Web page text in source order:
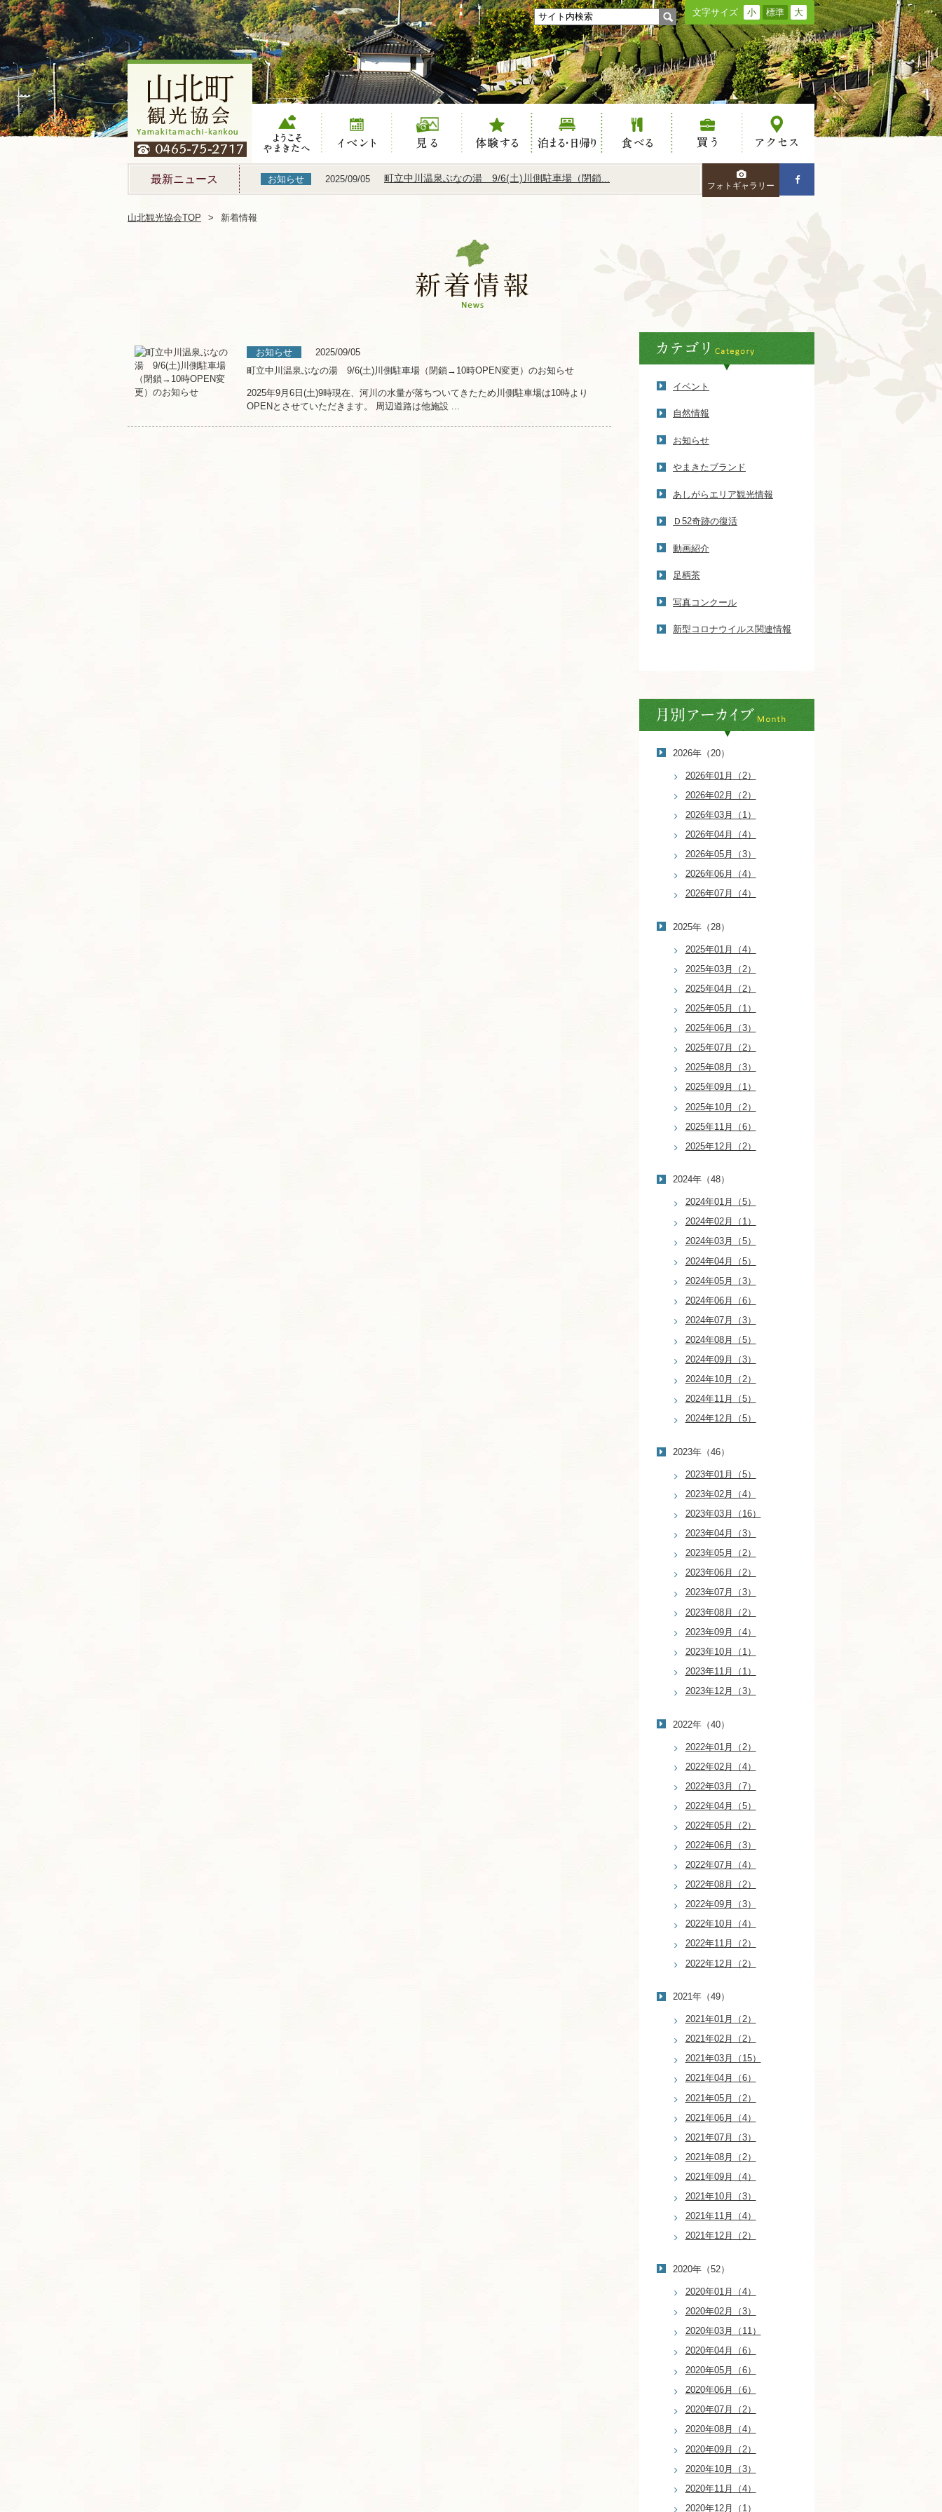
文字サイズ 小 標準 大
ようこそやまき
たへ
イベント 見る 体験する 泊まる 食べる 買う アクセス
最新ニュース お知らせ 2025/09/05 町立中川温泉ぶなの湯 9/6(土)川側駐車場（閉鎖...
フォトギャラリー
山北観光協会TOP 新着情報
お知らせ
2025/09/05
町立中川温泉ぶなの湯 9/6(土)川側駐車場（閉鎖→10時OPEN変更）のお知らせ
2025年9月6日(土)9時現在、河川の水量が落ちついてきたため川側駐車場は10時より
OPENとさせていただきます。 周辺道路は他施設 ...
イベント
自然情報
お知らせ
やまきたブランド
あしがらエリア観光情報
Ｄ52奇跡の復活
動画紹介
足柄茶
写真コンクール
新型コロナウイルス関連情報
2026年（20）
2026年01月（2）
2026年02月（2）
2026年03月（1）
2026年04月（4）
2026年05月（3）
2026年06月（4）
2026年07月（4）
2025年（28）
2025年01月（4）
2025年03月（2）
2025年04月（2）
2025年05月（1）
2025年06月（3）
2025年07月（2）
2025年08月（3）
2025年09月（1）
2025年10月（2）
2025年11月（6）
2025年12月（2）
2024年（48）
2024年01月（5）
2024年02月（1）
2024年03月（5）
2024年04月（5）
2024年05月（3）
2024年06月（6）
2024年07月（3）
2024年08月（5）
2024年09月（3）
2024年10月（2）
2024年11月（5）
2024年12月（5）
2023年（46）
2023年01月（5）
2023年02月（4）
2023年03月（16）
2023年04月（3）
2023年05月（2）
2023年06月（2）
2023年07月（3）
2023年08月（2）
2023年09月（4）
2023年10月（1）
2023年11月（1）
2023年12月（3）
2022年（40）
2022年01月（2）
2022年02月（4）
2022年03月（7）
2022年04月（5）
2022年05月（2）
2022年06月（3）
2022年07月（4）
2022年08月（2）
2022年09月（3）
2022年10月（4）
2022年11月（2）
2022年12月（2）
2021年（49）
2021年01月（2）
2021年02月（2）
2021年03月（15）
2021年04月（6）
2021年05月（2）
2021年06月（4）
2021年07月（3）
2021年08月（2）
2021年09月（4）
2021年10月（3）
2021年11月（4）
2021年12月（2）
2020年（52）
2020年01月（4）
2020年02月（3）
2020年03月（11）
2020年04月（6）
2020年05月（6）
2020年06月（6）
2020年07月（2）
2020年08月（4）
2020年09月（2）
2020年10月（3）
2020年11月（4）
2020年12月（1）